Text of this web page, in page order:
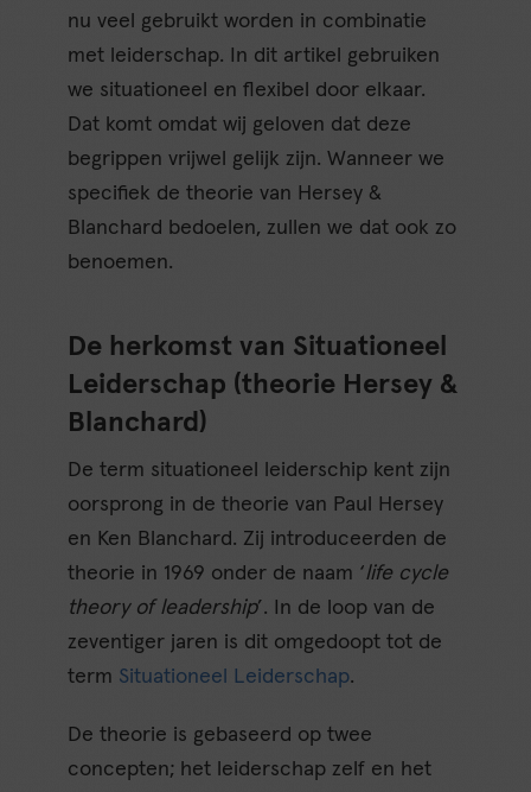
nu veel gebruikt worden in combinatie
met leiderschap. In dit artikel gebruiken
we situationeel en flexibel door elkaar.
Dat komt omdat wij geloven dat deze
begrippen vrijwel gelijk zijn. Wanneer we
specifiek de theorie van Hersey &
Blanchard bedoelen, zullen we dat ook zo
benoemen.
De herkomst van Situationeel
Leiderschap (theorie Hersey &
Blanchard)
De term situationeel leiderschip kent zijn
oorsprong in de theorie van Paul Hersey
en Ken Blanchard. Zij introduceerden de
theorie in 1969 onder de naam ‘life cycle
theory of leadership’. In de loop van de
zeventiger jaren is dit omgedoopt tot de
term Situationeel Leiderschap.
De theorie is gebaseerd op twee
concepten; het leiderschap zelf en het